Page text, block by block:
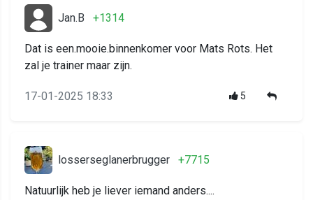
Jan.B +1314
Dat is een.mooie.binnenkomer voor Mats Rots. Het
zal je trainer maar zijn.
17-01-2025 18:33 5
losserseglanerbrugger +7715
Natuurlijk heb je liever iemand anders....